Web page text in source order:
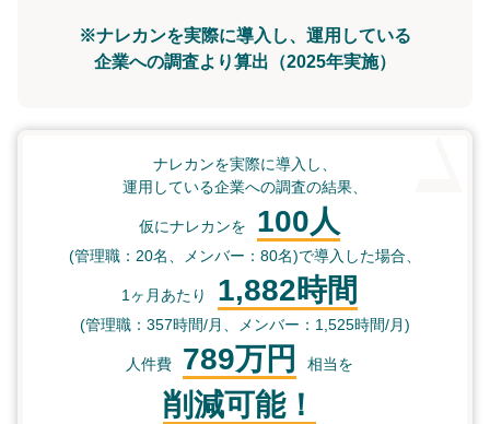
※ナレカンを実際に導入し、運用している
企業への調査より算出（2025年実施）
ナレカンを実際に導入し、
運用している企業への調査の結果、
仮にナレカンを 100人
(管理職：20名、メンバー：80名)で導入した場合、
1ヶ月あたり 1,882時間
(管理職：357時間/月、メンバー：1,525時間/月)
人件費 789万円 相当を
削減可能！